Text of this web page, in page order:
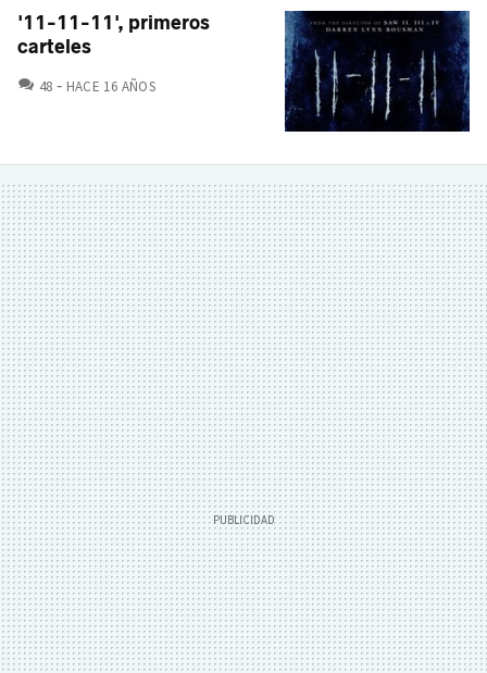
'11-11-11', primeros
carteles
48 COMENTARIOS
HACE 16 AÑOS